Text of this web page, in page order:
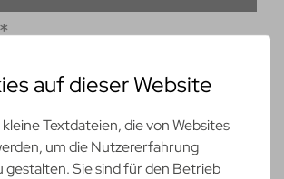
*
1.00 MB Upload starten
auf dieser Website
Textdateien, die von Websites
um die Nutzererfahrung
gestalten. Sie sind für den Betrieb